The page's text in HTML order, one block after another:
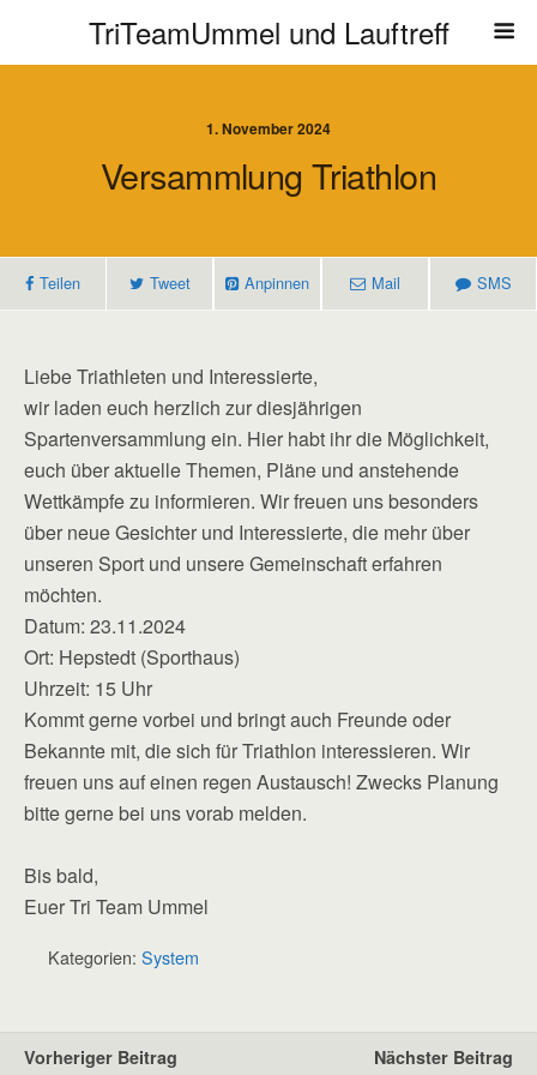
TriTeamUmmel und Lauftreff
1. November 2024
Versammlung Triathlon
Teilen Tweet Anpinnen Mail SMS
Liebe Triathleten und Interessierte,
wir laden euch herzlich zur diesjährigen
Spartenversammlung ein. Hier habt ihr die Möglichkeit,
euch über aktuelle Themen, Pläne und anstehende
Wettkämpfe zu informieren. Wir freuen uns besonders
über neue Gesichter und Interessierte, die mehr über
unseren Sport und unsere Gemeinschaft erfahren
möchten.
Datum: 23.11.2024
Ort: Hepstedt (Sporthaus)
Uhrzeit: 15 Uhr
Kommt gerne vorbei und bringt auch Freunde oder
Bekannte mit, die sich für Triathlon interessieren. Wir
freuen uns auf einen regen Austausch! Zwecks Planung
bitte gerne bei uns vorab melden.
Bis bald,
Euer Tri Team Ummel
Kategorien: System
Vorheriger Beitrag Nächster Beitrag